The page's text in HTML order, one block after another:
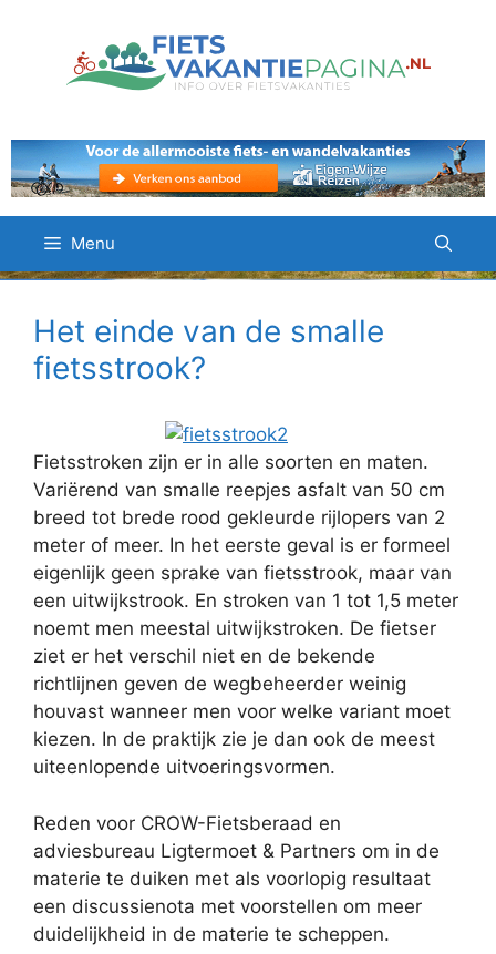
Menu
Het einde van de smalle
fietsstrook?
Fietsstroken zijn er in alle soorten en maten.
Variërend van smalle reepjes asfalt van 50 cm
breed tot brede rood gekleurde rijlopers van 2
meter of meer. In het eerste geval is er formeel
eigenlijk geen sprake van fietsstrook, maar van
een uitwijkstrook. En stroken van 1 tot 1,5 meter
noemt men meestal uitwijkstroken. De fietser
ziet er het verschil niet en de bekende
richtlijnen geven de wegbeheerder weinig
houvast wanneer men voor welke variant moet
kiezen. In de praktijk zie je dan ook de meest
uiteenlopende uitvoeringsvormen.
Reden voor CROW-Fietsberaad en
adviesbureau Ligtermoet & Partners om in de
materie te duiken met als voorlopig resultaat
een discussienota met voorstellen om meer
duidelijkheid in de materie te scheppen.